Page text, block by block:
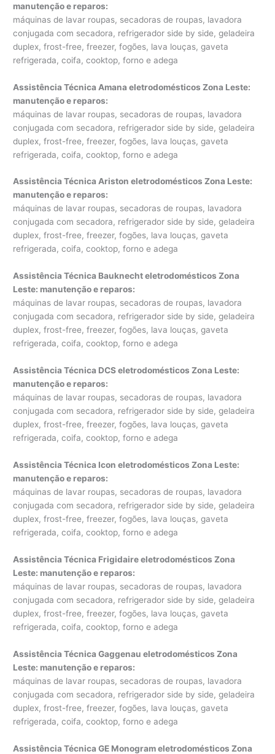
manutenção e reparos:
máquinas de lavar roupas, secadoras de roupas, lavadora
conjugada com secadora, refrigerador side by side, geladeira
duplex, frost-free, freezer, fogões, lava louças, gaveta
refrigerada, coifa, cooktop, forno e adega
Assistência Técnica Amana eletrodomésticos Zona Leste:
manutenção e reparos:
máquinas de lavar roupas, secadoras de roupas, lavadora
conjugada com secadora, refrigerador side by side, geladeira
duplex, frost-free, freezer, fogões, lava louças, gaveta
refrigerada, coifa, cooktop, forno e adega
Assistência Técnica Ariston eletrodomésticos Zona Leste:
manutenção e reparos:
máquinas de lavar roupas, secadoras de roupas, lavadora
conjugada com secadora, refrigerador side by side, geladeira
duplex, frost-free, freezer, fogões, lava louças, gaveta
refrigerada, coifa, cooktop, forno e adega
Assistência Técnica Bauknecht eletrodomésticos Zona
Leste: manutenção e reparos:
máquinas de lavar roupas, secadoras de roupas, lavadora
conjugada com secadora, refrigerador side by side, geladeira
duplex, frost-free, freezer, fogões, lava louças, gaveta
refrigerada, coifa, cooktop, forno e adega
Assistência Técnica DCS eletrodomésticos Zona Leste:
manutenção e reparos:
máquinas de lavar roupas, secadoras de roupas, lavadora
conjugada com secadora, refrigerador side by side, geladeira
duplex, frost-free, freezer, fogões, lava louças, gaveta
refrigerada, coifa, cooktop, forno e adega
Assistência Técnica Icon eletrodomésticos Zona Leste:
manutenção e reparos:
máquinas de lavar roupas, secadoras de roupas, lavadora
conjugada com secadora, refrigerador side by side, geladeira
duplex, frost-free, freezer, fogões, lava louças, gaveta
refrigerada, coifa, cooktop, forno e adega
Assistência Técnica Frigidaire eletrodomésticos Zona
Leste: manutenção e reparos:
máquinas de lavar roupas, secadoras de roupas, lavadora
conjugada com secadora, refrigerador side by side, geladeira
duplex, frost-free, freezer, fogões, lava louças, gaveta
refrigerada, coifa, cooktop, forno e adega
Assistência Técnica Gaggenau eletrodomésticos Zona
Leste: manutenção e reparos:
máquinas de lavar roupas, secadoras de roupas, lavadora
conjugada com secadora, refrigerador side by side, geladeira
duplex, frost-free, freezer, fogões, lava louças, gaveta
refrigerada, coifa, cooktop, forno e adega
Assistência Técnica GE Monogram eletrodomésticos Zona